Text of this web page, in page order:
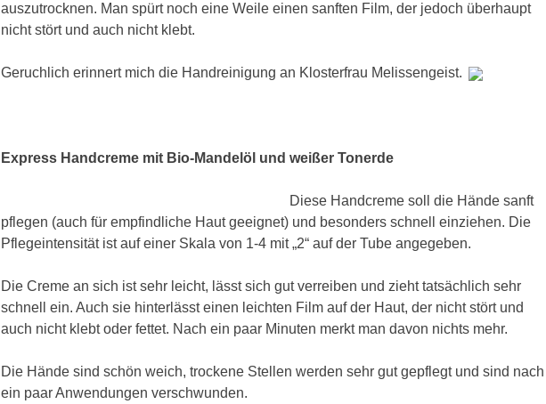
auszutrocknen. Man spürt noch eine Weile einen sanften Film, der jedoch überhaupt
nicht stört und auch nicht klebt.
Geruchlich erinnert mich die Handreinigung an Klosterfrau Melissengeist.
Express Handcreme mit Bio-Mandelöl und weißer Tonerde
Diese Handcreme soll die Hände sanft
pflegen (auch für empfindliche Haut geeignet) und besonders schnell einziehen. Die
Pflegeintensität ist auf einer Skala von 1-4 mit „2“ auf der Tube angegeben.
Die Creme an sich ist sehr leicht, lässt sich gut verreiben und zieht tatsächlich sehr
schnell ein. Auch sie hinterlässt einen leichten Film auf der Haut, der nicht stört und
auch nicht klebt oder fettet. Nach ein paar Minuten merkt man davon nichts mehr.
Die Hände sind schön weich, trockene Stellen werden sehr gut gepflegt und sind nach
ein paar Anwendungen verschwunden.